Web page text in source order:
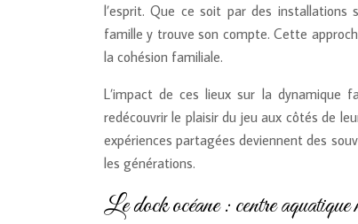
l’esprit. Que ce soit par des
famille y trouve son compte. Cette
la cohésion familiale.
L’impact de ces lieux sur la dynamique
redécouvrir le plaisir du jeu aux côtés de
expériences partagées deviennent des
les générations.
Le dock océane : centre